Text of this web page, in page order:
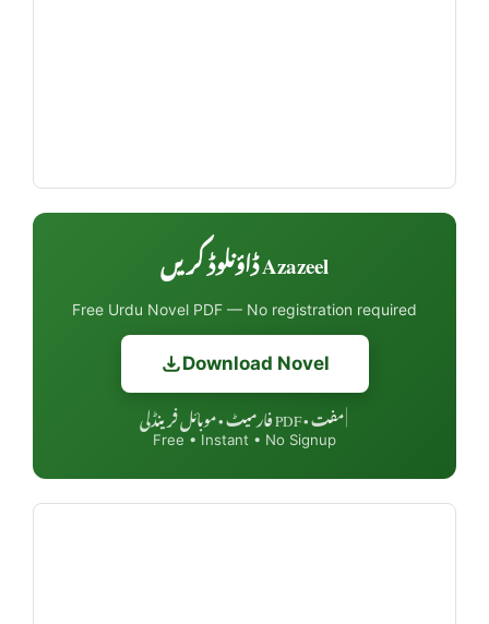
Azazeel ڈاؤنلوڈ کریں
Free Urdu Novel PDF — No registration required
Download Novel
مفت • PDF فارمیٹ • موبائل فرینڈلی
Free • Instant • No Signup